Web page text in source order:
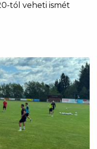
tól veheti ismét